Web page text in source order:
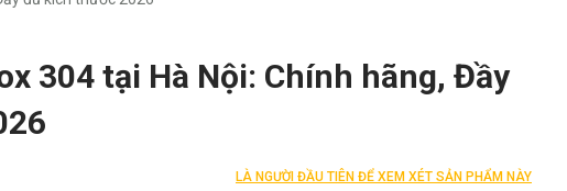
304 tại Hà Nội: Chính hãng, Đầy
LÀ NGƯỜI ĐẦU TIÊN ĐỂ XEM XÉT SẢN PHẨM NÀY